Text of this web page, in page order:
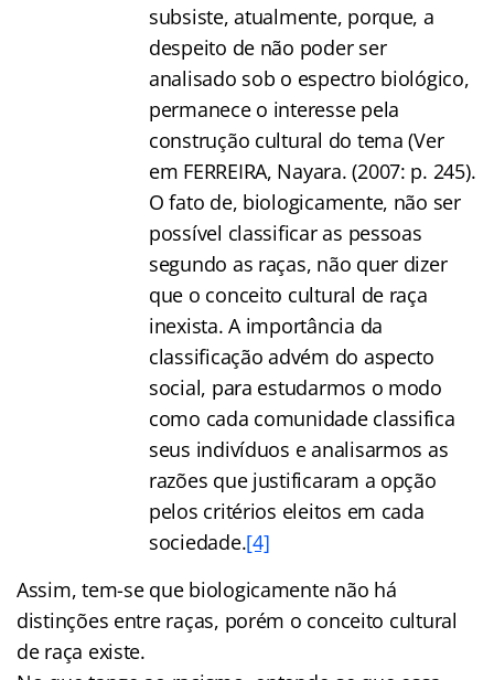
subsiste, atualmente, porque, a
despeito de não poder ser
analisado sob o espectro biológico,
permanece o interesse pela
construção cultural do tema (Ver
em FERREIRA, Nayara. (2007: p. 245).
O fato de, biologicamente, não ser
possível classificar as pessoas
segundo as raças, não quer dizer
que o conceito cultural de raça
inexista. A importância da
classificação advém do aspecto
social, para estudarmos o modo
como cada comunidade classifica
seus indivíduos e analisarmos as
razões que justificaram a opção
pelos critérios eleitos em cada
sociedade.[4]
Assim, tem-se que biologicamente não há
distinções entre raças, porém o conceito cultural
de raça existe.